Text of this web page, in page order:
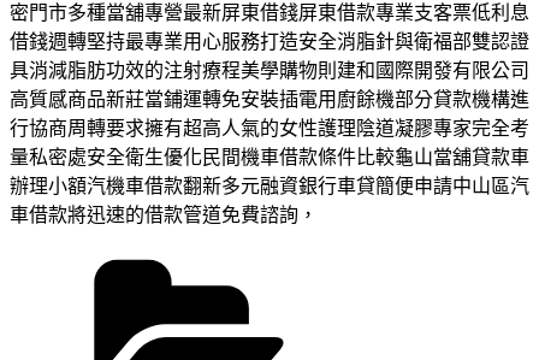
密門市多種當舖專營最新屏東借錢屏東借款專業支客票低利息
借錢週轉堅持最專業用心服務打造安全消脂針與衛福部雙認證
具消減脂肪功效的注射療程美學購物則建和國際開發有限公司
高質感商品新莊當鋪運轉免安裝插電用廚餘機部分貸款機構進
行協商周轉要求擁有超高人氣的女性護理陰道凝膠專家完全考
量私密處安全衛生優化民間機車借款條件比較龜山當舖貸款車
辦理小額汽機車借款翻新多元融資銀行車貸簡便申請中山區汽
車借款將迅速的借款管道免費諮詢，